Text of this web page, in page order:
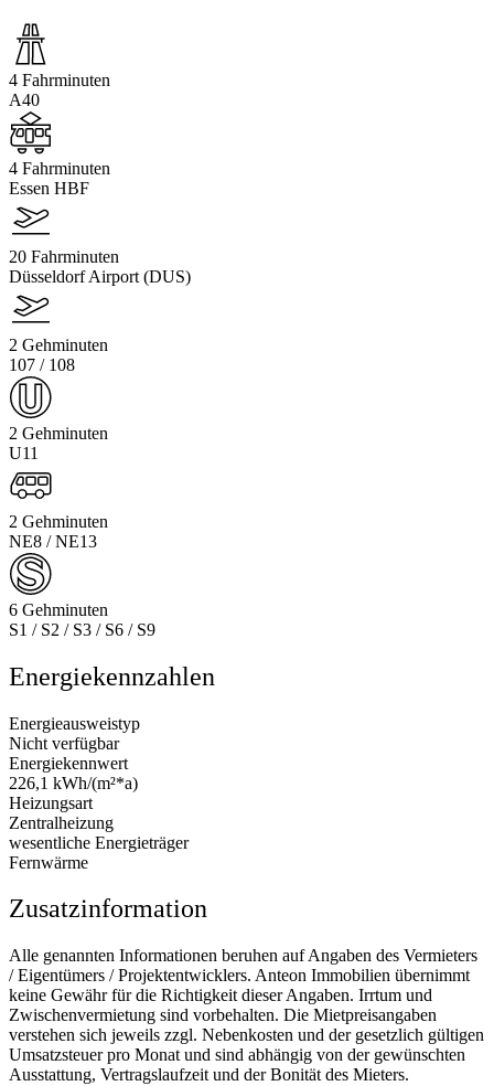
4 Fahrminuten
A40
4 Fahrminuten
Essen HBF
20 Fahrminuten
Düsseldorf Airport (DUS)
2 Gehminuten
107 / 108
2 Gehminuten
U11
2 Gehminuten
NE8 / NE13
6 Gehminuten
S1 / S2 / S3 / S6 / S9
Energiekennzahlen
Energieausweistyp
Nicht verfügbar
Energiekennwert
226,1 kWh/(m²*a)
Heizungsart
Zentralheizung
wesentliche Energieträger
Fernwärme
Zusatzinformation
Alle genannten Informationen beruhen auf Angaben des Vermieters
/ Eigentümers / Projektentwicklers. Anteon Immobilien übernimmt
keine Gewähr für die Richtigkeit dieser Angaben. Irrtum und
Zwischenvermietung sind vorbehalten. Die Mietpreisangaben
verstehen sich jeweils zzgl. Nebenkosten und der gesetzlich gültigen
Umsatzsteuer pro Monat und sind abhängig von der gewünschten
Ausstattung, Vertragslaufzeit und der Bonität des Mieters.